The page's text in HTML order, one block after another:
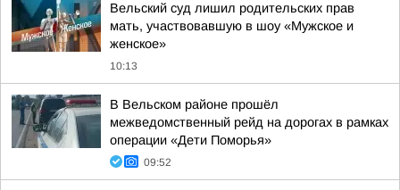
Вельский суд лишил родительских прав
мать, участвовавшую в шоу «Мужское и
женское»
10:13
В Вельском районе прошёл
межведомственный рейд на дорогах в рамках
операции «Дети Поморья»
09:52